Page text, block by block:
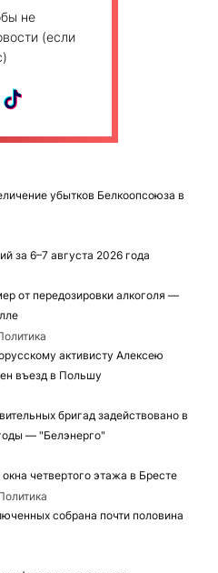
не
(если
убытков Белкоопсоюза в
за 6–7 августа 2026 года
от передозировки алкоголя —
активисту Алексею
въезд в Польшу
бригад задействовано в
— "Белэнерго"
четвертого этажа в Бресте
собрана почти половина